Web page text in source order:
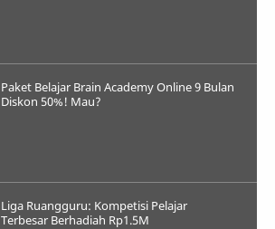
Paket Belajar Brain Academy Online 9 Bulan
Diskon 50%! Mau?
Liga Ruangguru: Kompetisi Pelajar
Terbesar Berhadiah Rp1.5M